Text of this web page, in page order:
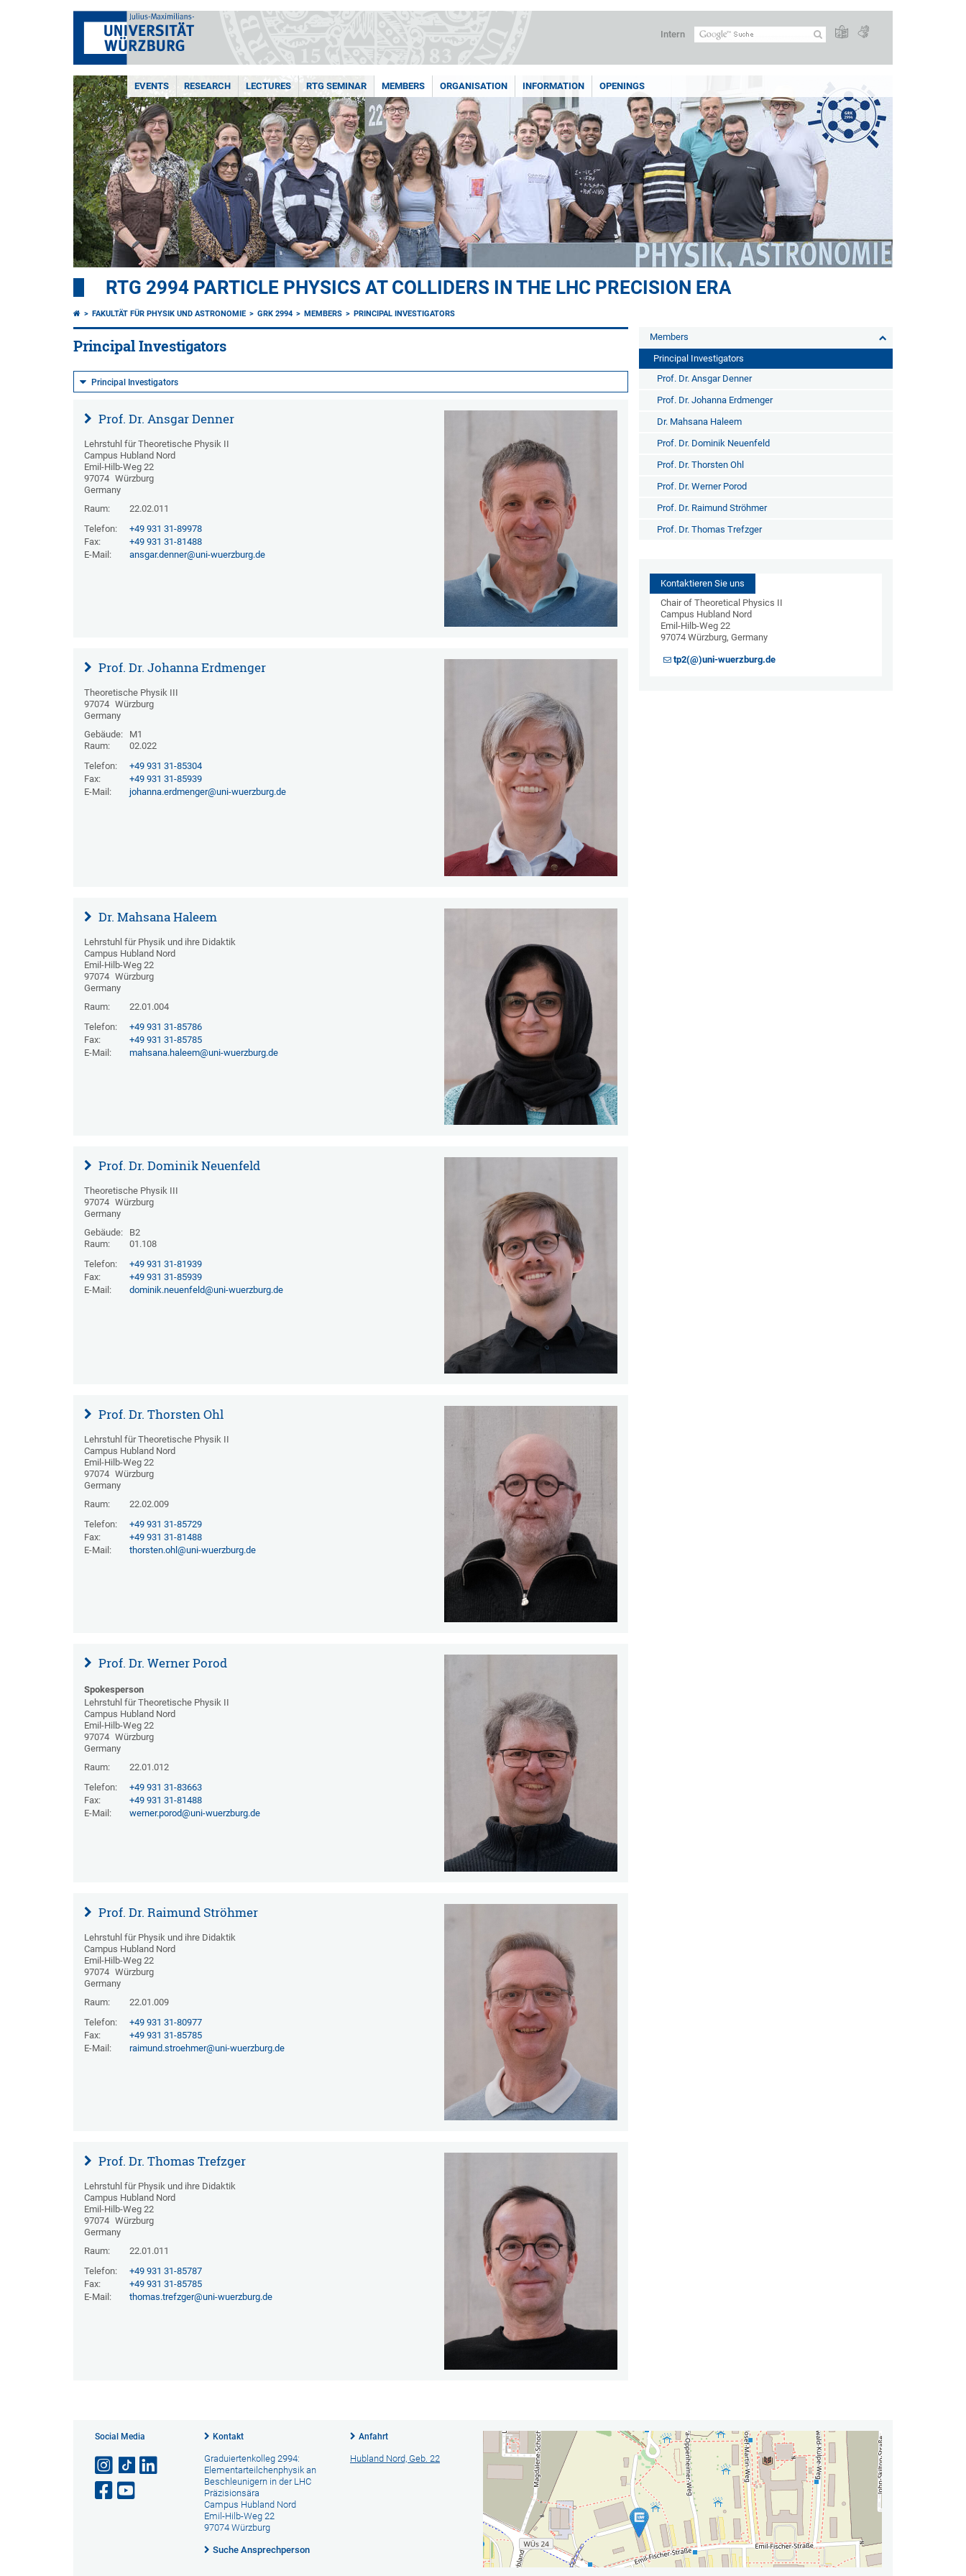
Intern
EVENTS RESEARCH LECTURES RTG SEMINAR MEMBERS ORGANISATION INFORMATION OPENINGS
RTG 2994 PARTICLE PHYSICS AT COLLIDERS IN THE LHC PRECISION ERA
FAKULTÄT FÜR PHYSIK UND ASTRONOMIE GRK 2994 MEMBERS PRINCIPAL INVESTIGATORS
Principal Investigators
Principal Investigators
Prof. Dr. Ansgar Denner
Lehrstuhl für Theoretische Physik II
Campus Hubland Nord
Emil-Hilb-Weg 22
97074 Würzburg
Germany
Raum:
22.02.011
Telefon:
+49 931 31-89978
Fax:
+49 931 31-81488
E-Mail:
ansgar.denner@uni-wuerzburg.de
Prof. Dr. Johanna Erdmenger
Theoretische Physik III
97074 Würzburg
Germany
Gebäude:
M1
Raum:
02.022
Telefon:
+49 931 31-85304
Fax:
+49 931 31-85939
E-Mail:
johanna.erdmenger@uni-wuerzburg.de
Dr. Mahsana Haleem
Lehrstuhl für Physik und ihre Didaktik
Campus Hubland Nord
Emil-Hilb-Weg 22
97074 Würzburg
Germany
Raum:
22.01.004
Telefon:
+49 931 31-85786
Fax:
+49 931 31-85785
E-Mail:
mahsana.haleem@uni-wuerzburg.de
Prof. Dr. Dominik Neuenfeld
Theoretische Physik III
97074 Würzburg
Germany
Gebäude:
B2
Raum:
01.108
Telefon:
+49 931 31-81939
Fax:
+49 931 31-85939
E-Mail:
dominik.neuenfeld@uni-wuerzburg.de
Prof. Dr. Thorsten Ohl
Lehrstuhl für Theoretische Physik II
Campus Hubland Nord
Emil-Hilb-Weg 22
97074 Würzburg
Germany
Raum:
22.02.009
Telefon:
+49 931 31-85729
Fax:
+49 931 31-81488
E-Mail:
thorsten.ohl@uni-wuerzburg.de
Prof. Dr. Werner Porod
Spokesperson
Lehrstuhl für Theoretische Physik II
Campus Hubland Nord
Emil-Hilb-Weg 22
97074 Würzburg
Germany
Raum:
22.01.012
Telefon:
+49 931 31-83663
Fax:
+49 931 31-81488
E-Mail:
werner.porod@uni-wuerzburg.de
Prof. Dr. Raimund Ströhmer
Lehrstuhl für Physik und ihre Didaktik
Campus Hubland Nord
Emil-Hilb-Weg 22
97074 Würzburg
Germany
Raum:
22.01.009
Telefon:
+49 931 31-80977
Fax:
+49 931 31-85785
E-Mail:
raimund.stroehmer@uni-wuerzburg.de
Prof. Dr. Thomas Trefzger
Lehrstuhl für Physik und ihre Didaktik
Campus Hubland Nord
Emil-Hilb-Weg 22
97074 Würzburg
Germany
Raum:
22.01.011
Telefon:
+49 931 31-85787
Fax:
+49 931 31-85785
E-Mail:
thomas.trefzger@uni-wuerzburg.de
Members
Principal Investigators
Prof. Dr. Ansgar Denner
Prof. Dr. Johanna Erdmenger
Dr. Mahsana Haleem
Prof. Dr. Dominik Neuenfeld
Prof. Dr. Thorsten Ohl
Prof. Dr. Werner Porod
Prof. Dr. Raimund Ströhmer
Prof. Dr. Thomas Trefzger
Kontaktieren Sie uns
Chair of Theoretical Physics II
Campus Hubland Nord
Emil-Hilb-Weg 22
97074 Würzburg, Germany
tp2(@)uni-wuerzburg.de
Social Media Kontakt
Graduiertenkolleg 2994:
Elementarteilchenphysik an
Beschleunigern in der LHC
Präzisionsära
Campus Hubland Nord
Emil-Hilb-Weg 22
97074 Würzburg
Suche Ansprechperson
Anfahrt
Hubland Nord, Geb. 22